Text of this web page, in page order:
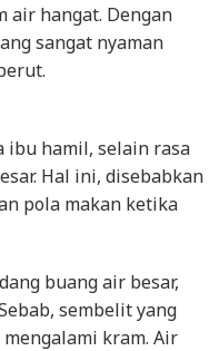
air hangat. Dengan
sangat nyaman
ibu hamil, selain rasa
Hal ini, disebabkan
pola makan ketika
buang air besar,
sembelit yang
kram. Air